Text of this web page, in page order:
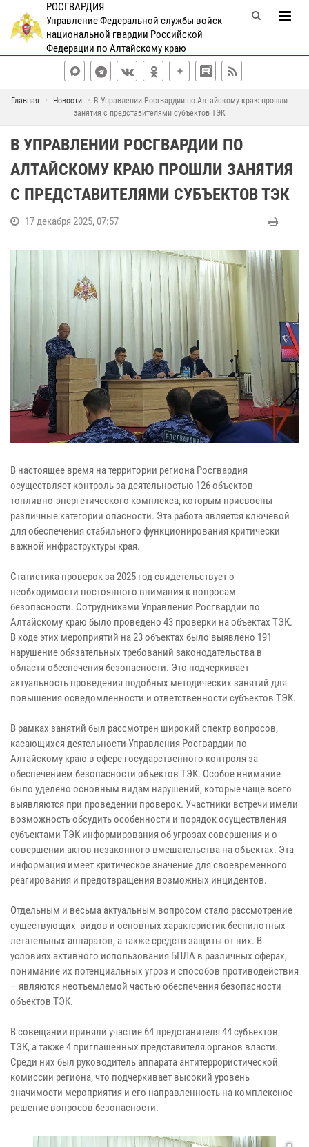
РОСГВАРДИЯ
Управление Федеральной службы войск
национальной гвардии Российской
Федерации по Алтайскому краю
Главная Новости
В Управлении Росгвардии по Алтайскому краю прошли
занятия с представителями субъектов ТЭК
В УПРАВЛЕНИИ РОСГВАРДИИ ПО
АЛТАЙСКОМУ КРАЮ ПРОШЛИ ЗАНЯТИЯ
С ПРЕДСТАВИТЕЛЯМИ СУБЪЕКТОВ ТЭК
17 декабря 2025, 07:57
В настоящее время на территории региона Росгвардия
осуществляет контроль за деятельностью 126 объектов
топливно-энергетического комплекса, которым присвоены
различные категории опасности. Эта работа является ключевой
для обеспечения стабильного функционирования критически
важной инфраструктуры края.
Статистика проверок за 2025 год свидетельствует о
необходимости постоянного внимания к вопросам
безопасности. Сотрудниками Управления Росгвардии по
Алтайскому краю было проведено 43 проверки на объектах ТЭК.
В ходе этих мероприятий на 23 объектах было выявлено 191
нарушение обязательных требований законодательства в
области обеспечения безопасности. Это подчеркивает
актуальность проведения подобных методических занятий для
повышения осведомленности и ответственности субъектов ТЭК.
В рамках занятий был рассмотрен широкий спектр вопросов,
касающихся деятельности Управления Росгвардии по
Алтайскому краю в сфере государственного контроля за
обеспечением безопасности объектов ТЭК. Особое внимание
было уделено основным видам нарушений, которые чаще всего
выявляются при проведении проверок. Участники встречи имели
возможность обсудить особенности и порядок осуществления
субъектами ТЭК информирования об угрозах совершения и о
совершении актов незаконного вмешательства на объектах. Эта
информация имеет критическое значение для своевременного
реагирования и предотвращения возможных инцидентов.
Отдельным и весьма актуальным вопросом стало рассмотрение
существующих видов и основных характеристик беспилотных
летательных аппаратов, а также средств защиты от них. В
условиях активного использования БПЛА в различных сферах,
понимание их потенциальных угроз и способов противодействия
– являются неотъемлемой частью обеспечения безопасности
объектов ТЭК.
В совещании приняли участие 64 представителя 44 субъектов
ТЭК, а также 4 приглашенных представителя органов власти.
Среди них был руководитель аппарата антитеррористической
комиссии региона, что подчеркивает высокий уровень
значимости мероприятия и его направленность на комплексное
решение вопросов безопасности.